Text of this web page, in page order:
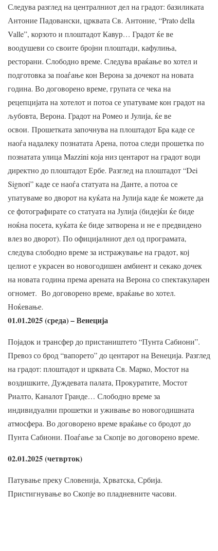
Следува разглед на централниот дел на градот: базиликата
Антоние Падовански, црквата Св. Антоние, “Prato della
Valle”, корзото и плоштадот Кавур… Градот ќе ве
воодушеви со своите бројни плоштади, кафулиња,
ресторани. Слободно време. Следува враќање во хотел и
подготовка за поаѓање кон Верона за дочекот на новата
година. Во договорено време, групата се чека на
рецепцијата на хотелот и потоа се упатуваме кон градот на
љубовта, Верона. Градот на Ромео и Јулија, ќе ве
освои. Прошетката започнува на плоштадот Бра каде се
наоѓа надалеку познатата Арена, потоа следи прошетка по
познатата улица Mazzini која низ центарот на градот води
директно до плоштадот Ербе. Разглед на плоштадот “Dei
Signori” каде се наоѓа статуата на Данте, а потоа се
упатуваме во дворот на куќата на Јулија каде ќе можете да
се фотографирате со статуата на Јулија (бидејќи ќе биде
ноќна посета, куќата ќе биде затворена и не е предвидено
влез во дворот). По официјалниот дел од програмата,
следува слободно време за истражување на градот, кој
целиот е украсен во новогодишен амбиент и секако дочек
на новата година према арената на Верона со спектакуларен
огномет. Во договорено време, враќање во хотел.
Ноќевање.
01.01.2025 (среда) – Венеција
Појадок и трансфер до пристаништето “Пунта Сабиони”.
Превоз со брод “вапорето” до центарот на Венеција. Разглед
на градот: плоштадот и црквата Св. Марко, Мостот на
воздишките, Дуждевата палата, Прокуратите, Мостот
Риалто, Каналот Гранде… Слободно време за
индивидуални прошетки и уживање во новогодишната
атмосфера. Во договорено време враќање со бродот до
Пунта Сабиони. Поаѓање за Скопје во договорено време.
02.01.2025 (четврток)
Патување преку Словенија, Хрватска, Србија.
Пристигнување во Скопје во пладневните часови.